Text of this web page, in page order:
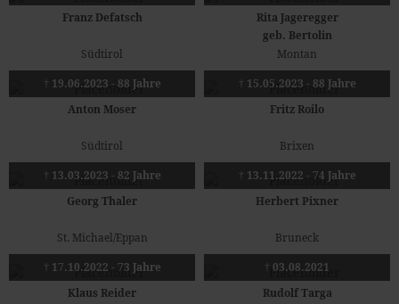
Franz Defatsch
Südtirol
Rita Jageregger
geb. Bertolin
Montan
† 19.06.2023 - 88 Jahre
Anton Moser
Südtirol
† 15.05.2023 - 88 Jahre
Fritz Roilo
Brixen
† 13.03.2023 - 82 Jahre
Georg Thaler
St. Michael/Eppan
† 13.11.2022 - 74 Jahre
Herbert Pixner
Bruneck
† 17.10.2022 - 73 Jahre
Klaus Reider
† 03.08.2021
Rudolf Targa